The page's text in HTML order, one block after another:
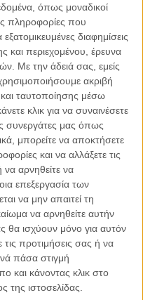
όπως μοναδικοί
πληροφορίες που
διαφημίσεις
και περιεχομένου, έρευνα
Με την άδειά σας, εμείς
ακριβή
ταυτοποίησης μέσω
κλικ για να συναινέσετε
συνεργάτες μας όπως
μπορείτε να αποκτήσετε
και να αλλάξετε τις
να αρνηθείτε να
επεξεργασία των
να μην απαιτεί τη
να αρνηθείτε αυτήν
θα ισχύουν μόνο για αυτόν
προτιμήσεις σας ή να
πάσα στιγμή
και κάνοντας κλικ στο
της ιστοσελίδας.
του Παγόβουνου
που βράζει
ή άγουροι
Άρθρο – παρέμβαση
Γιάννη Πανούση